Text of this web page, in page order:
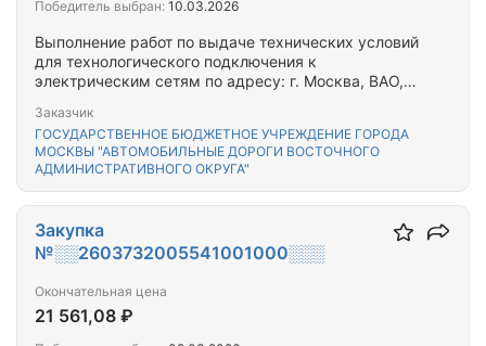
Выполнение работ по выдаче технических условий
для технологического подключения к
электрическим сетям по адресу: г. Москва, ВАО,
Заказчик
ГОСУДАРСТВЕННОЕ БЮДЖЕТНОЕ УЧРЕЖДЕНИЕ ГОРОДА
МОСКВЫ "АВТОМОБИЛЬНЫЕ ДОРОГИ ВОСТОЧНОГО
АДМИНИСТРАТИВНОГО ОКРУГА"
Победитель выбран: 10.03.2026
Закупка
№░░2603732005541001000░░░
Окончательная цена
21 561,08 ₽